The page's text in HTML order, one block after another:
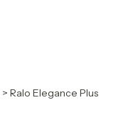
> Ralo Elegance Plus